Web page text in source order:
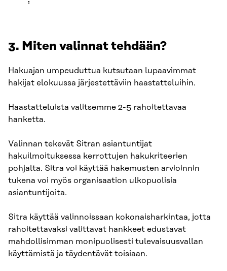
3. Miten valinnat tehdään?
Hakuajan umpeuduttua kutsutaan lupaavimmat
hakijat elokuussa järjestettäviin haastatteluihin.
Haastatteluista valitsemme 2-5 rahoitettavaa
hanketta.
Valinnan tekevät Sitran asiantuntijat
hakuilmoituksessa kerrottujen hakukriteerien
pohjalta. Sitra voi käyttää hakemusten arvioinnin
tukena voi myös organisaation ulkopuolisia
asiantuntijoita.
Sitra käyttää valinnoissaan kokonaisharkintaa, jotta
rahoitettavaksi valittavat hankkeet edustavat
mahdollisimman monipuolisesti tulevaisuusvallan
käyttämistä ja täydentävät toisiaan.